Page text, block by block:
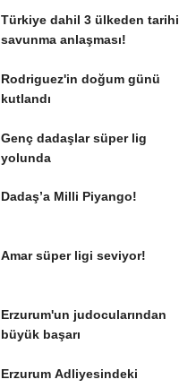
Türkiye dahil 3 ülkeden tarihi
savunma anlaşması!
Rodriguez'in doğum günü
kutlandı
Genç dadaşlar süper lig
yolunda
Dadaş’a Milli Piyango!
Amar süper ligi seviyor!
Erzurum'un judocularından
büyük başarı
Erzurum Adliyesindeki